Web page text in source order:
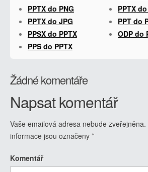
PPTX do PNG
PPTX
PPTX do JPG
PPT do
PPSX do PPTX
ODP do
PPS do PPTX
Žádné komentáře
Napsat komentář
Vaše emailová adresa nebude zveřejněna.
informace jsou označeny *
Komentář